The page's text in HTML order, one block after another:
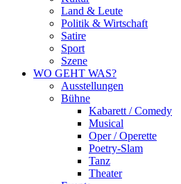
Land & Leute
Politik & Wirtschaft
Satire
Sport
Szene
WO GEHT WAS?
Ausstellungen
Bühne
Kabarett / Comedy
Musical
Oper / Operette
Poetry-Slam
Tanz
Theater